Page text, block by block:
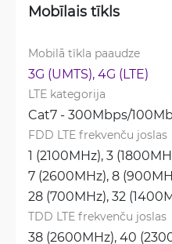
Mobīlais tīkls
Mobilā tīkla paaudze
3G (UMTS), 4G (LTE)
LTE kategorija
Cat7 - 300Mbps/
FDD LTE frekvenču joslas
1 (2100MHz), 3
7 (2600MHz), 8
28 (700MHz), 32
TDD LTE frekvenču joslas
38 (2600MHz), 40